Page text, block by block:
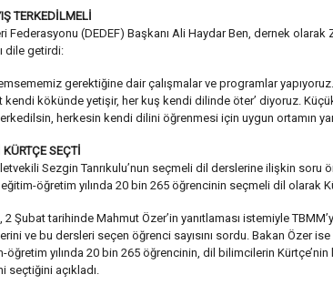
TERKEDİLMELİ
Federasyonu (DEDEF) Başkanı Ali Haydar Ben, dernek
dile getirdi:
gerektiğine dair çalışmalar ve programlar
kendi kökünde yetişir, her kuş kendi dilinde öter’ diyoruz.
herkesin kendi dilini öğrenmesi için uygun ortamın
SEÇTİ
Sezgin Tanrıkulu’nun seçmeli dil derslerine ilişkin soru
öğretim yılında 20 bin 265 öğrencinin seçmeli dil olarak
2 Şubat tarihinde Mahmut Özer’in yanıtlaması istemiyle
ve bu dersleri seçen öğrenci sayısını sordu. Bakan Özer
öğretim yılında 20 bin 265 öğrencinin, dil bilimcilerin
seçtiğini açıkladı.